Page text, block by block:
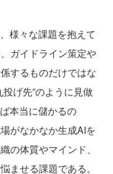
様々な課題を抱えて
ガイドライン策定や
するものだけではな
げ先”のように見做
本当に儲かるの
がなかなか生成AIを
の体質やマインド、
ませる課題である。